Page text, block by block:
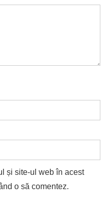
și site-ul web în acest
o să comentez.